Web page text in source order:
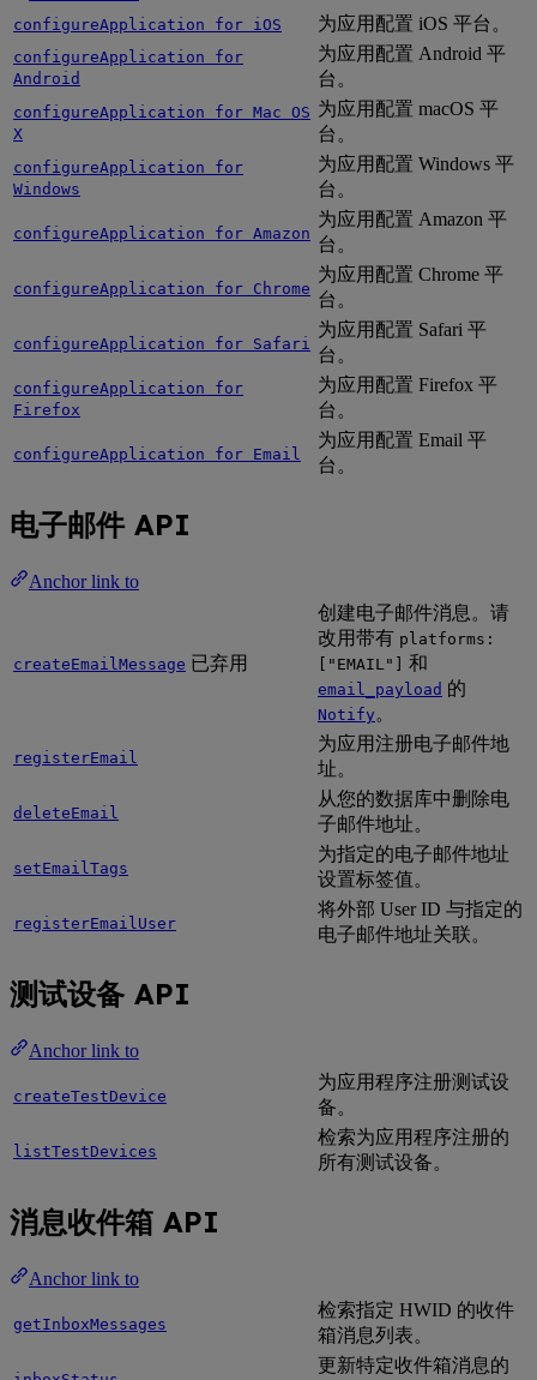
configureApplication for iOS 为应用配置 iOS 平台。
configureApplication for
Android
为应用配置 Android 平
台。
configureApplication for Mac OS
X
为应用配置 macOS 平
台。
configureApplication for
Windows
为应用配置 Windows 平
台。
configureApplication for Amazon
为应用配置 Amazon 平
台。
configureApplication for Chrome
为应用配置 Chrome 平
台。
configureApplication for Safari
为应用配置 Safari 平
台。
configureApplication for
Firefox
为应用配置 Firefox 平
台。
configureApplication for Email
为应用配置 Email 平
台。
电子邮件 API
Anchor link to
createEmailMessage 已弃用
创建电子邮件消息。请
改用带有 platforms:
["EMAIL"]
和
email_payload 的
Notify 。
registerEmail
为应用注册电子邮件地
址。
deleteEmail
从您的数据库中删除电
子邮件地址。
setEmailTags
为指定的电子邮件地址
设置标签值。
registerEmailUser
将外部 User ID 与指定的
电子邮件地址关联。
测试设备 API
Anchor link to
createTestDevice
为应用程序注册测试设
备。
listTestDevices
检索为应用程序注册的
所有测试设备。
消息收件箱 API
Anchor link to
getInboxMessages
检索指定 HWID 的收件
箱消息列表。
更新特定收件箱消息的